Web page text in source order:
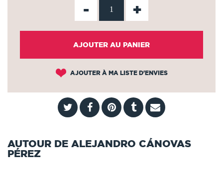
- +
AJOUTER AU PANIER
AJOUTER À MA LISTE D'ENVIES
AUTOUR DE ALEJANDRO CÁNOVAS
PÉREZ